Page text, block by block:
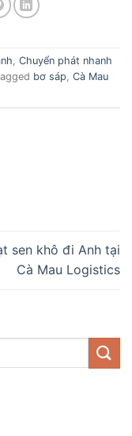
, Chuyển phát nhanh
bơ sáp, Cà Mau
sen khô đi Anh tại
Cà Mau Logistics